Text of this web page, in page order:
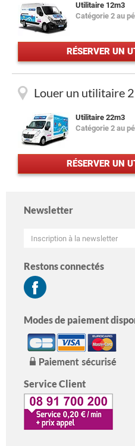
Utilitaire 12m3
Catégorie 2 au
RÉSERVER UN
Louer un utilitaire
Utilitaire 22m3
Catégorie 2 au
RÉSERVER UN
Newsletter
Restons connectés
Modes de paiement
Service Client